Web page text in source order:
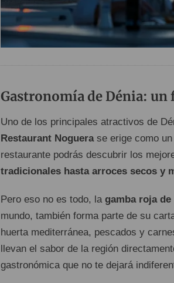
Gastronomía de Dénia:
Uno de los principales atractivos de
Restaurant Noguerase erige como un
restaurante podrás descubrir los
tradicionales hasta arroces secos y
Pero eso no es todo, la gamba roja de
mundo, también forma parte de su
huerta mediterránea, pescados y
llevan el sabor de la región
gastronómica que no te dejará